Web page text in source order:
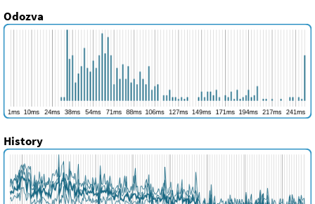
Odozva
History